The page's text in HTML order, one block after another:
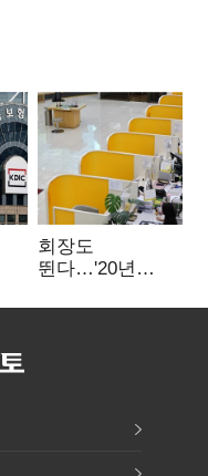
회장도
뛴다…'20년
하나' 인천시금고